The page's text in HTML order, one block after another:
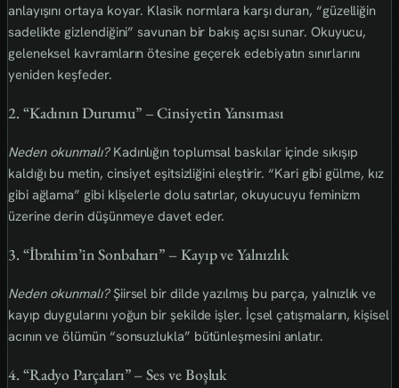
anlayışını ortaya koyar. Klasik normlara karşı duran, “güzelliğin
sadelikte gizlendiğini” savunan bir bakış açısı sunar. Okuyucu,
geleneksel kavramların ötesine geçerek edebiyatın sınırlarını
yeniden keşfeder.
2. “Kadının Durumu” – Cinsiyetin Yansıması
Neden okunmalı?Kadınlığın toplumsal baskılar içinde sıkışıp
kaldığı bu metin, cinsiyet eşitsizliğini eleştirir. “Kari gibi gülme, kız
gibi ağlama” gibi klişelerle dolu satırlar, okuyucuyu feminizm
üzerine derin düşünmeye davet eder.
3. “İbrahim’in Sonbaharı” – Kayıp ve Yalnızlık
Neden okunmalı?Şiirsel bir dilde yazılmış bu parça, yalnızlık ve
kayıp duygularını yoğun bir şekilde işler. İçsel çatışmaların, kişisel
acının ve ölümün “sonsuzlukla” bütünleşmesini anlatır.
4. “Radyo Parçaları” – Ses ve Boşluk